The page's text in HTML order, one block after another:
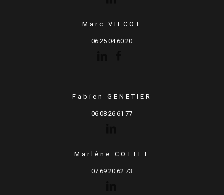
Marc VILCOT
06 25 04 60 20
Fabien GENETIER
06 08 26 61 77
Marlène COTTET
07 69 20 62 73